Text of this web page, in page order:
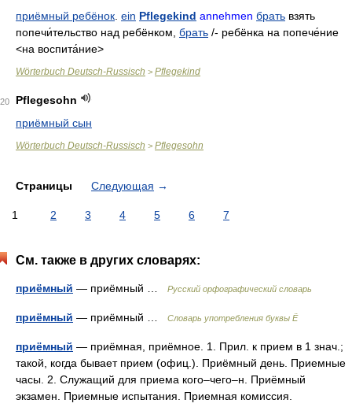
приёмный ребёнок ein Pflegekind annehmen брать взять
попечи́тельство над ребёнком брать /- ребёнка на попече́ние
<на воспита́ние>
Wörterbuch Deutsch-Russisch > Pflegekind
20
Pflegesohn
приёмный сын
Wörterbuch Deutsch-Russisch > Pflegesohn
Страницы Следующая →
1 2 3 4 5 6 7
См. также в других словарях:
приёмный — приёмный … Русский орфографический словарь
приёмный — приёмный … Словарь употребления буквы Ё
приёмный — приёмная, приёмное. 1. Прил. к прием в 1 знач.;
такой, когда бывает прием (офиц.). Приёмный день. Приемные
часы. 2. Служащий для приема кого–чего–н. Приёмный
экзамен. Приемные испытания. Приемная комиссия.